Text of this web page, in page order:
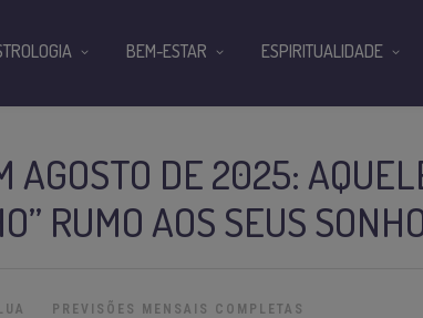
AGOSTO DE 2025:
RUMO AOS SEUS
PREVISÕES MENSAIS COMPLETAS
BEM-ESTAR ESPIRITUALIDADE